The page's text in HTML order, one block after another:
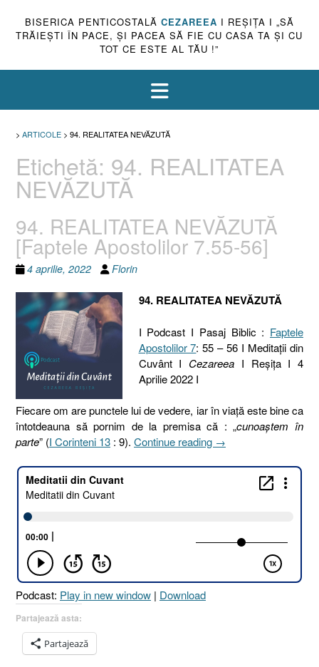
BISERICA PENTICOSTALĂ CEZAREEA I REŞIŢA I „SĂ
TRĂIEŞTI ÎN PACE, ŞI PACEA SĂ FIE CU CASA TA ŞI CU
TOT CE ESTE AL TĂU !”
> ARTICOLE > 94. REALITATEA NEVĂZUTĂ
Etichetă: 94. REALITATEA
NEVĂZUTĂ
94. REALITATEA NEVĂZUTĂ
[Faptele Apostolilor 7.55-56]
4 aprilie, 2022 Florin
94. REALITATEA NEVĂZUTĂ
I Podcast I Pasaj Biblic : Faptele
Apostolilor 7: 55 – 56 I Meditaţii din
Cuvânt I Cezareea I Reşiţa I 4
Aprilie 2022 I
Fiecare om are punctele lui de vedere, iar în viaţă este bine ca
întotdeauna să pornim de la premisa că : „cunoaştem în
parte” (I Corinteni 13 : 9). Continue reading „94.
NEVĂZUTĂ
→
Podcast: Play in new window | Download
Partajează asta:
Partajează